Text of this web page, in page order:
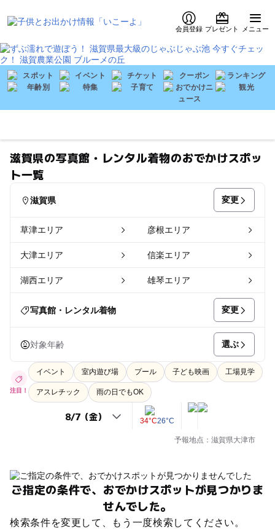
会員登録 プレゼント メニュー
滋賀県の写真館・レンタル着物のおでかけスポッ
ト一覧
滋賀県 変更
草津エリア 彦根エリア
大津エリア 信楽エリア
湖西エリア 雄琴エリア
写真館・レンタル着物 変更
対象年齢 選ぶ
注目！
イベント 室内遊び場 プール 子ども映画 工場見学
アスレチック 雨の日でもOK
34°C26°C
予報地点：滋賀県大津市
ご指定の条件で、おでかけスポットが見つかりま
せんでした。
検索条件を変更して、もう一度検索してください。